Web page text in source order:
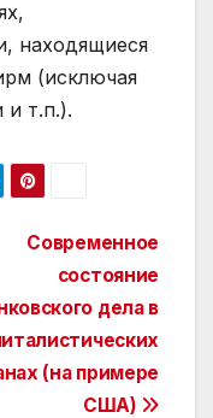
находящиеся
(исключая
и т.п.).
Современное
состояние
дела в
(на примере
США)